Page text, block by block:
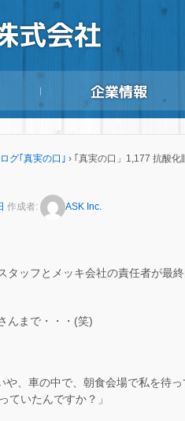
グ｢真実の口｣ › ｢真実の口」1,177 抗酸
作成者: ASK Inc.
タッフとメッキ会社の責任者が最
んまで・・・(笑)
や、車の中で、朝食会場で私を待
ていたんですか？」